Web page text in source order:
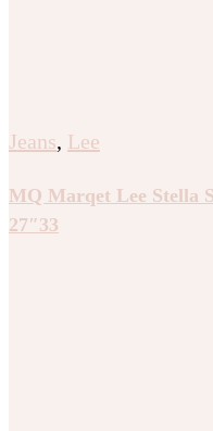
Jeans, Lee
MQ Marqet Lee Stella
27″33